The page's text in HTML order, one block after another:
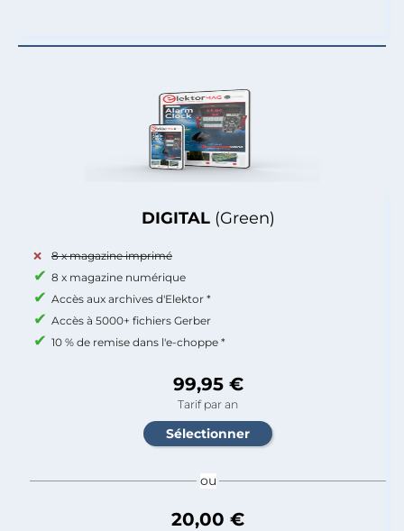
DIGITAL (Green)
8 x magazine imprimé
8 x magazine numérique
Accès aux archives d'Elektor *
Accès à 5000+ fichiers Gerber
10 % de remise dans l'e-choppe *
99,95 €
Tarif par an
ou
20,00 €